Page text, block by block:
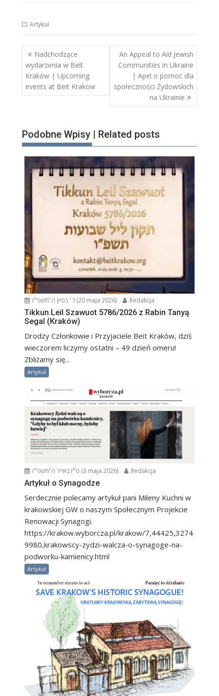
Artykuł
Nawigacja
wpisu
Nadchodzące
wydarzenia w Beit
Kraków | Upcoming
events at Beit Krakow
An Appeal to Aid Jewish
Communities in Ukraine
| Apel o pomoc dla
społeczności Żydowskich
na Ukrainie
Podobne Wpisy | Related posts
ד׳ בסיון ה׳תשפ״ו (20 maja 2026) Redakcja
Tikkun Leil Szawuot 5786/2026 z Rabin Tanyą
Segal (Kraków)
Drodzy Członkowie i Przyjaciele Beit Kraków, dziś
wieczorem liczymy ostatni – 49 dzień omeru!
Zbliżamy się...
Artykuł
ט״ז באייר ה׳תשפ״ו (3 maja 2026) Redakcja
Artykuł o Synagodze
Serdecznie polecamy artykuł pani Mileny Kuchni w
krakowskiej GW o naszym Społecznym Projekcie
Renowacji Synagogi.
https://krakow.wyborcza.pl/krakow/7,44425,3274
9980,krakowscy-zydzi-walcza-o-synagoge-na-
podworku-kamienicy.html
Artykuł